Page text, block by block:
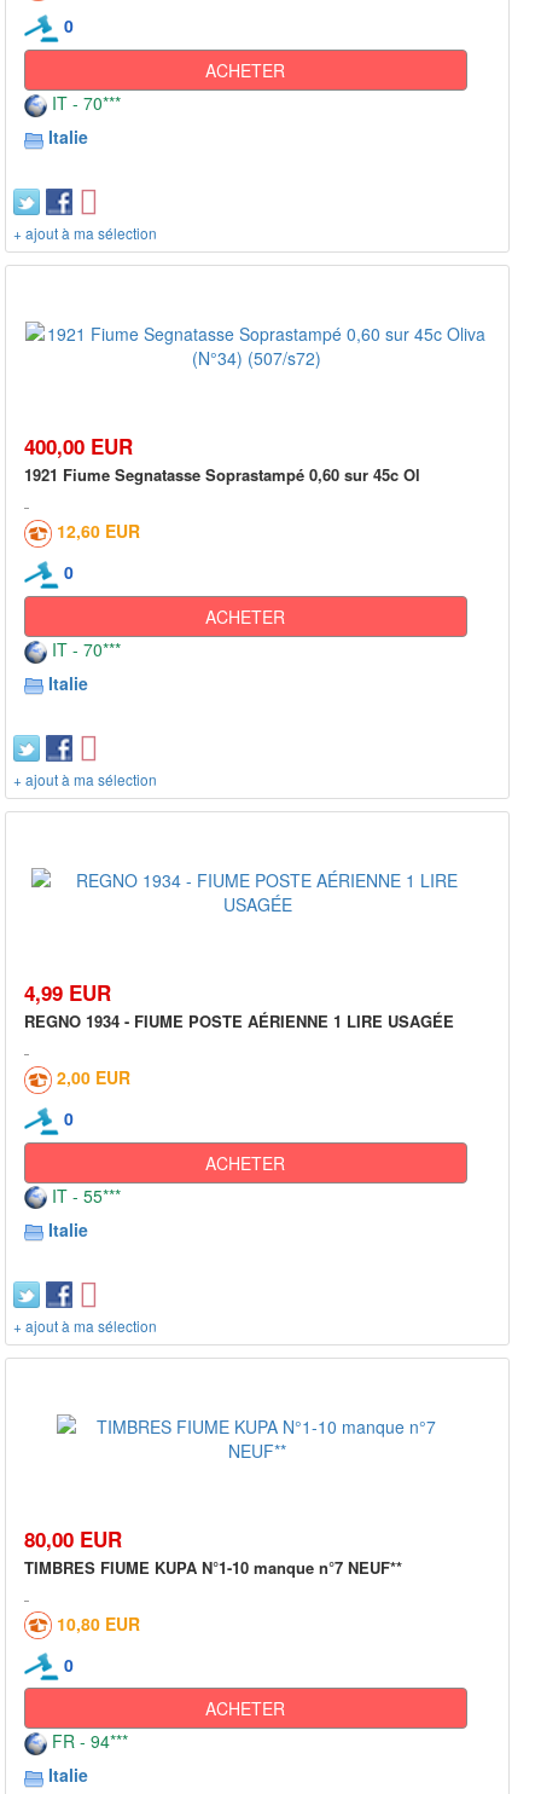
0
ACHETER
IT - 70***
Italie
+ ajout à ma sélection
400,00 EUR
1921 Fiume Segnatasse Soprastampé 0,60 sur 45c Ol
12,60 EUR
0
ACHETER
IT - 70***
Italie
+ ajout à ma sélection
4,99 EUR
REGNO 1934 - FIUME POSTE AÉRIENNE 1 LIRE USAGÉE
2,00 EUR
0
ACHETER
IT - 55***
Italie
+ ajout à ma sélection
80,00 EUR
TIMBRES FIUME KUPA N°1-10 manque n°7 NEUF**
10,80 EUR
0
ACHETER
FR - 94***
Italie